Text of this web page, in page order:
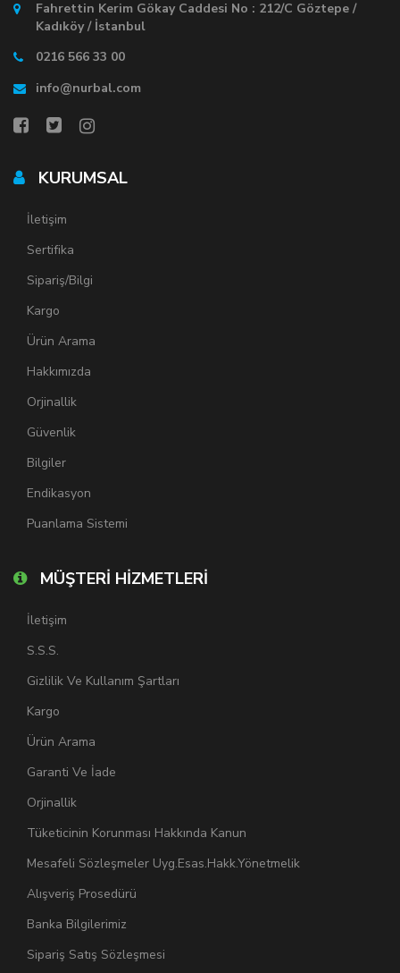
Fahrettin Kerim Gökay Caddesi No : 212/C Göztepe /
Kadıköy / İstanbul
0216 566 33 00
info@nurbal.com
KURUMSAL
İletişim
Sertifika
Sipariş/Bilgi
Kargo
Ürün Arama
Hakkımızda
Orjinallik
Güvenlik
Bilgiler
Endikasyon
Puanlama Sistemi
MÜŞTERİ HİZMETLERİ
İletişim
S.S.S.
Gizlilik Ve Kullanım Şartları
Kargo
Ürün Arama
Garanti Ve İade
Orjinallik
Tüketicinin Korunması Hakkında Kanun
Mesafeli Sözleşmeler Uyg.Esas.Hakk.Yönetmelik
Alışveriş Prosedürü
Banka Bilgilerimiz
Sipariş Satış Sözleşmesi